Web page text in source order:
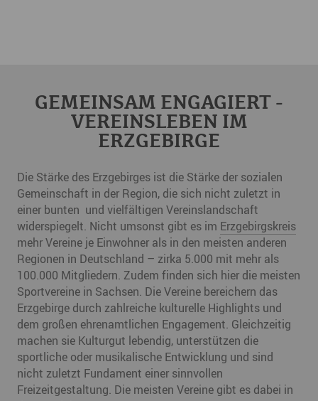
GEMEINSAM ENGAGIERT -
VEREINSLEBEN IM
ERZGEBIRGE
Die Stärke des Erzgebirges ist die Stärke der sozialen
Gemeinschaft in der Region, die sich nicht zuletzt in
einer bunten und vielfältigen Vereinslandschaft
widerspiegelt. Nicht umsonst gibt es im Erzgebirgskreis
mehr Vereine je Einwohner als in den meisten anderen
Regionen in Deutschland – zirka 5.000 mit mehr als
100.000 Mitgliedern. Zudem finden sich hier die meisten
Sportvereine in Sachsen. Die Vereine bereichern das
Erzgebirge durch zahlreiche kulturelle Highlights und
dem großen ehrenamtlichen Engagement. Gleichzeitig
machen sie Kulturgut lebendig, unterstützen die
sportliche oder musikalische Entwicklung und sind
nicht zuletzt Fundament einer sinnvollen
Freizeitgestaltung. Die meisten Vereine gibt es dabei in